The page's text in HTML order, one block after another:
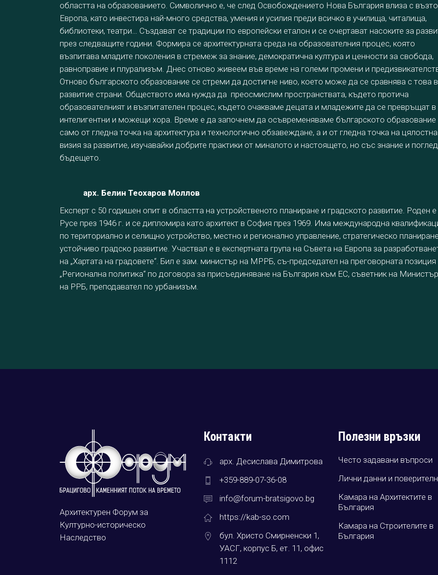
областта на образованието. Символично е, че след Освобождението Нова България влиза с
Европа, като инвестира най-много средства, умения и усилия преди всичко в училища, читалища,
библиотеки, театри… Създават се традиции по европейски еталон и се очертават насоките за
през следващите години. Формира се архитектурната среда на образователния процес, която
възпитава младите поколения в стремеж за знание, демократична култура и ценности за свобода,
равноправие и плурализъм. Днес отново живеем във време на големи промени и
Отново българското образование се стреми да достигне ниво, което може да се сравнява с това в
развитие страни. Обществото има нужда да преосмислим пространствата, където протича
образователният и възпитателен процес, където очакваме децата и младежите да се превръщат в
интелигентни и можещи хора. Време е да започнем да осъвременяваме българското образование
само от гледна точка на архитектура и технологично обзавеждане, а и от гледна точка на цялостна
визия за развитие, изучавайки добрите практики от миналото и настоящето, но със знание и
бъдещето.
арх. Белин Теохаров Моллов
Експерт с 50 годишен опит в областта на устройственото планиране и градското развитие. Роден
Русе през 1946 г. и се дипломира като архитект в София през 1969. Има международна
по териториално и селищно устройство, местно и регионално управление, стратегическо
устойчиво градско развитие. Участвал е в експертната група на Съвета на Европа за
на „Хартата на градовете“. Бил е зам. министър на МРРБ, съ-председател на преговорната позиция
„Регионална политика“ по договора за присъединяване на България към ЕС, съветник на
на РРБ, преподавател по урбанизъм.
Архитектурен Форум за
Културно-историческо
Наследство
Контакти
арх. Десислава Димитрова
+359-889-07-36-08
info@forum-bratsigovo.bg
https://kab-so.com
бул. Христо Смирненски 1,
УАСГ, корпус Б, ет. 11, офис
1112
Полезни връзки
Често задавани въпроси
Лични данни и
Камара на Архитектите в
България
Камара на Строителите в
България